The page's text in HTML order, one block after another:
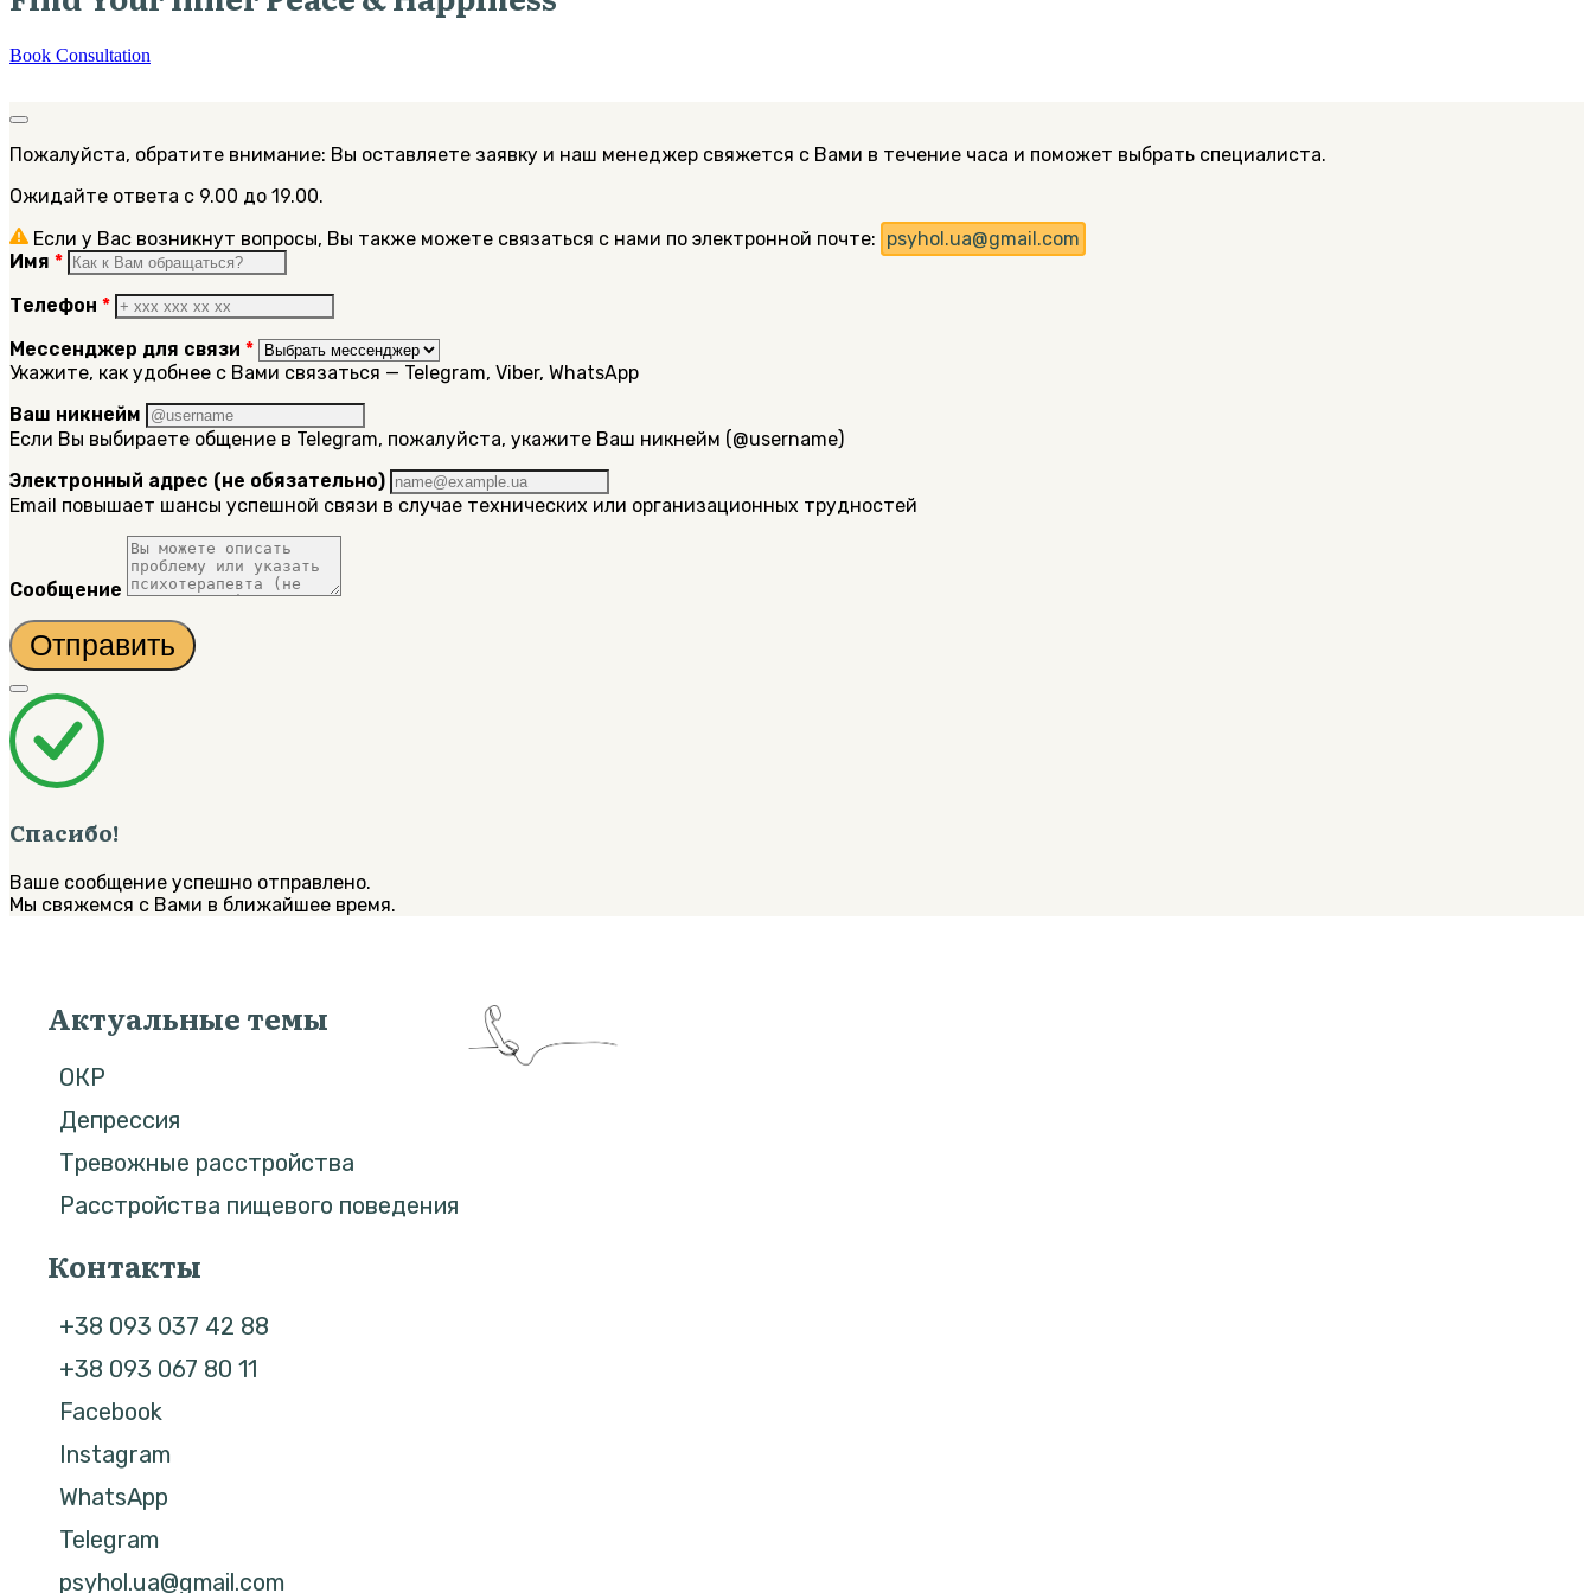
Book Consultation
Пожалуйста, обратите внимание: Вы оставляете заявку и наш менеджер свяжется с Вами в течение часа и поможет выбрать специалиста.
Ожидайте ответа с 9.00 до 19.00.
Если у Вас возникнут вопросы, Вы также можете связаться с нами по электронной почте: psyhol.ua@gmail.com
Имя *
Телефон *
Мессенджер для связи *
Укажите, как удобнее с Вами связаться — Telegram, Viber, WhatsApp
Ваш никнейм
Если Вы выбираете общение в Telegram, пожалуйста, укажите Ваш никнейм (@username)
Электронный адрес (не обязательно)
Email повышает шансы успешной связи в случае технических или организационных трудностей
Сообщение
Отправить
Спасибо!
Ваше сообщение успешно отправлено.
Мы свяжемся с Вами в ближайшее время.
Актуальные темы
ОКР
Депрессия
Тревожные расстройства
Расстройства пищевого поведения
Контакты
+38 093 037 42 88
+38 093 067 80 11
Facebook
Instagram
WhatsApp
Telegram
psyhol.ua@gmail.com